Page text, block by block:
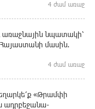
4 ժամ առաջ
նպատակի՝
Հայաստանի մասին.
4 ժամ առաջ
«Թրամփի
ադրբեջանա-